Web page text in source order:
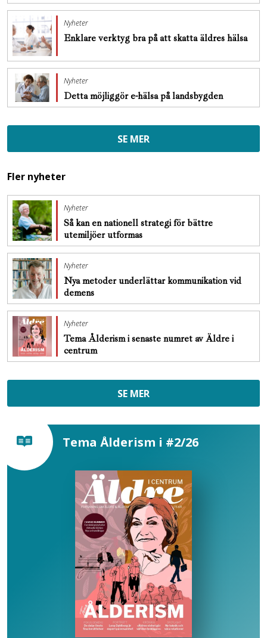
Nyheter
Enklare verktyg bra på att skatta äldres hälsa
Nyheter
Detta möjliggör e-hälsa på landsbygden
SE MER
Fler nyheter
Nyheter
Så kan en nationell strategi för bättre
utemiljöer utformas
Nyheter
Nya metoder underlättar kommunikation vid
demens
Nyheter
Tema Ålderism i senaste numret av Äldre i
centrum
SE MER
Tema Ålderism i #2/26